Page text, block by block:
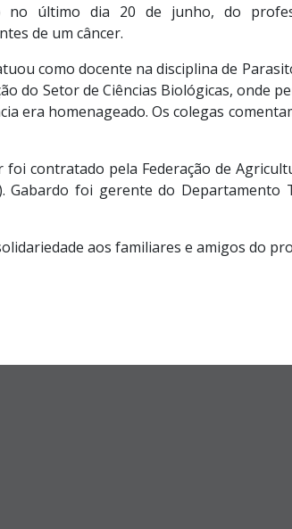
no último dia 20 de junho, do
de um câncer.
como docente na disciplina de
do Setor de Ciências Biológicas, onde
era homenageado. Os colegas
contratado pela Federação de
Gabardo foi gerente do
aos familiares e amigos do